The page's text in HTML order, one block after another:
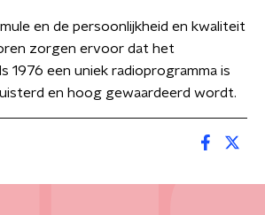
en de persoonlijkheid en kwaliteit
zorgen ervoor dat het
1976 een uniek radioprogramma is
en hoog gewaardeerd wordt.